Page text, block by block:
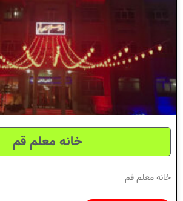
خانه معلم قم
خانه معلم قم